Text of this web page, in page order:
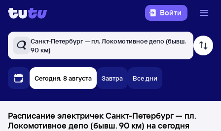
Войти
Санкт-Петербург — пл. Локомотивное депо (бывш.
90 км)
Сегодня, 8 августа Завтра Все дни
Расписание электричек Санкт-Петербург — пл.
Локомотивное депо (бывш. 90 км) на сегодня